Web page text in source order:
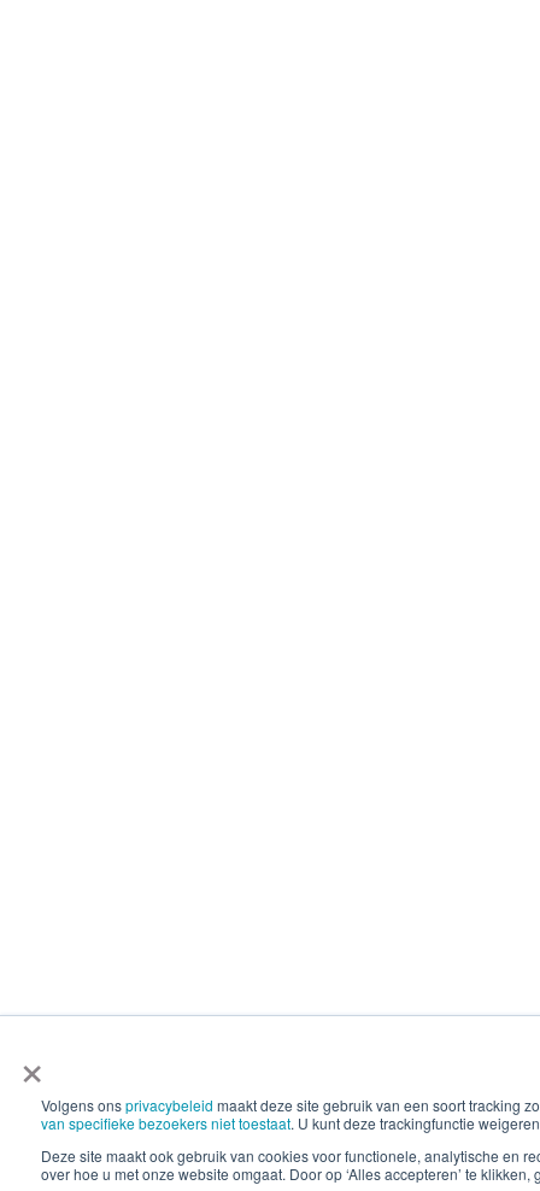
×
Volgens onsprivacybeleid maakt deze site gebruik van een soort tracking
van specifieke bezoekers niet toestaat. U kunt deze trackingfunctie
Deze site maakt ook gebruik van cookies voor functionele, analytische en
over hoe u met onze website omgaat. Door op ‘Alles accepteren’ te